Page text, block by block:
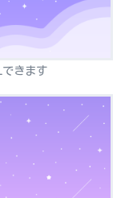
できます